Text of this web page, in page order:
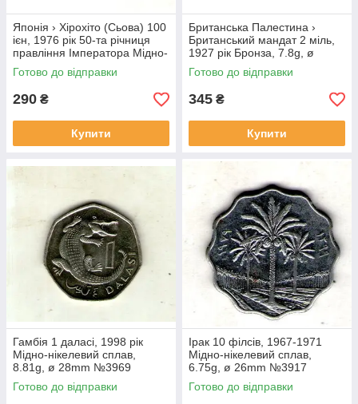
Японія › Хірохіто (Сьова) 100
ієн, 1976 рік 50-та річниця
правління Імператора Мідно-
нікелевий сплав, 12g, ø
30mm №3974
Готово до відправки
290 ₴
Купити
Британська Палестина ›
Британський мандат 2 міль,
1927 рік Бронза, 7.8g, ø
28mm №1852
Готово до відправки
345 ₴
Купити
Гамбія 1 даласі, 1998 рік
Мідно-нікелевий сплав,
8.81g, ø 28mm №3969
Готово до відправки
Ірак 10 філсів, 1967-1971
Мідно-нікелевий сплав,
6.75g, ø 26mm №3917
Готово до відправки